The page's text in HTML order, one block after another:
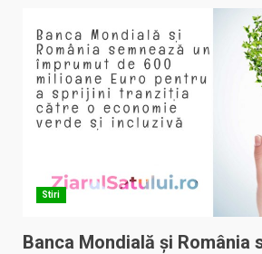
Stiri
Banca Mondială și România